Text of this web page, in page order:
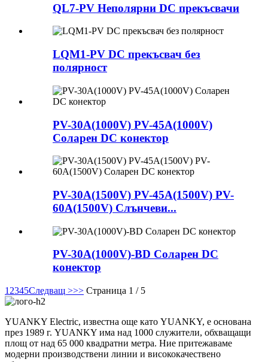
QL7-PV Неполярни DC прекъсвачи
LQM1-PV DC прекъсвач без
полярност
PV-30A(1000V) PV-45A(1000V)
Соларен DC конектор
PV-30A(1500V) PV-45A(1500V) PV-
60A(1500V) Слънчеви...
PV-30A(1000V)-BD Соларен DC
конектор
1 2345Следващ >>> Страница 1 / 5
YUANKY Electric, известна още като YUANKY, е основана
през 1989 г. YUANKY има над 1000 служители, обхващащи
площ от над 65 000 квадратни метра. Ние притежаваме
модерни производствени линии и висококачествено